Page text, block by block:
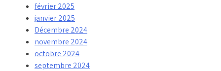
février 2025
janvier 2025
Décembre 2024
novembre 2024
octobre 2024
septembre 2024